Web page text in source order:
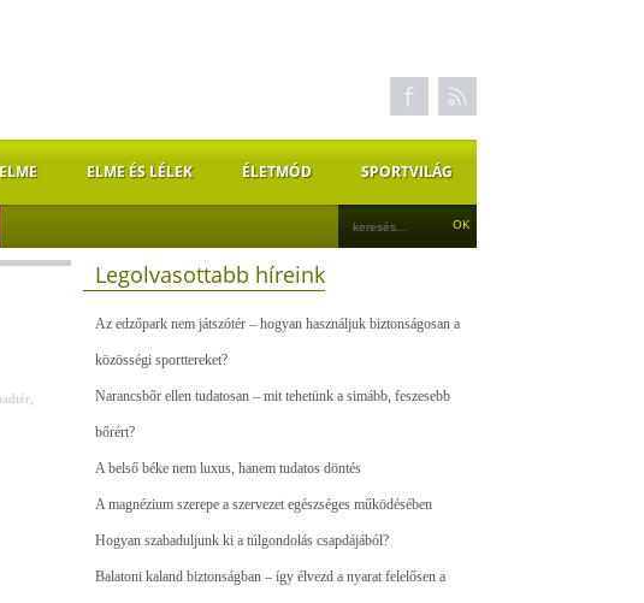
ELME ÉS LÉLEK ÉLETMÓD SPORTVILÁG
,
Legolvasottabb híreink
Az edzőpark nem játszótér – hogyan használjuk biztonságosan a
közösségi sporttereket?
Narancsbőr ellen tudatosan – mit tehetünk a simább, feszesebb
bőrért?
A belső béke nem luxus, hanem tudatos döntés
A magnézium szerepe a szervezet egészséges működésében
Hogyan szabaduljunk ki a túlgondolás csapdájából?
Balatoni kaland biztonságban – így élvezd a nyarat felelősen a